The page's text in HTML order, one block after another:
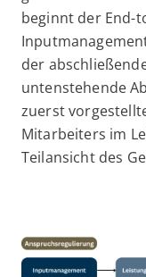
beginnt der End-
der
untenstehende
zuerst
Mitarbeiters im
Teilansicht des